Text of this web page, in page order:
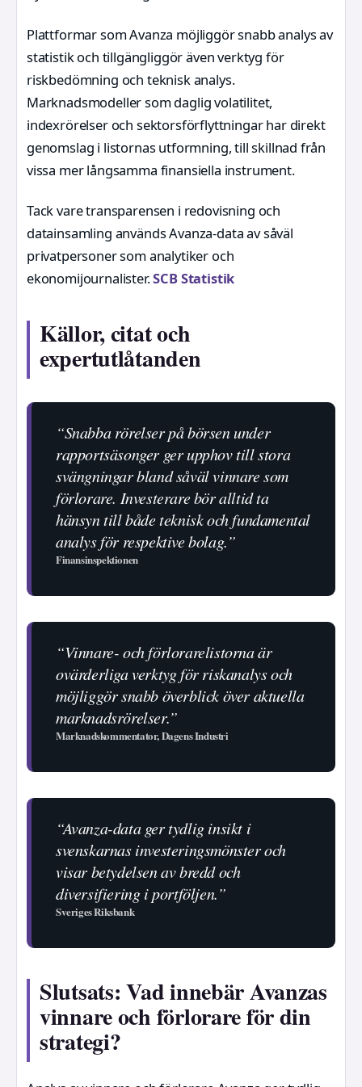
Plattformar som Avanza möjliggör snabb analys av
statistik och tillgängliggör även verktyg för
riskbedömning och teknisk analys.
Marknadsmodeller som daglig volatilitet,
indexrörelser och sektorsförflyttningar har direkt
genomslag i listornas utformning, till skillnad från
vissa mer långsamma finansiella instrument.
Tack vare transparensen i redovisning och
datainsamling används Avanza-data av såväl
privatpersoner som analytiker och
ekonomijournalister.SCB Statistik
Källor, citat och
expertutlåtanden
“Snabba rörelser på börsen under
rapportsäsonger ger upphov till stora
svängningar bland såväl vinnare som
förlorare. Investerare bör alltid ta
hänsyn till både teknisk och fundamental
analys för respektive bolag.”
Finansinspektionen
“Vinnare- och förlorarelistorna är
ovärderliga verktyg för riskanalys och
möjliggör snabb överblick över aktuella
marknadsrörelser.”
Marknadskommentator, Dagens Industri
“Avanza-data ger tydlig insikt i
svenskarnas investeringsmönster och
visar betydelsen av bredd och
diversifiering i portföljen.”
Sveriges Riksbank
Slutsats: Vad innebär Avanzas
vinnare och förlorare för din
strategi?